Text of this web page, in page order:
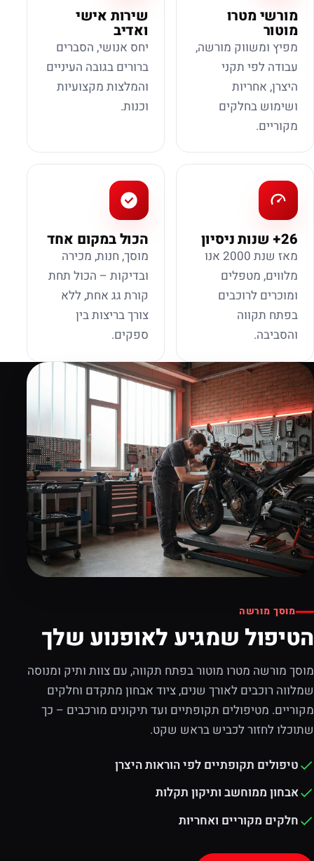
מורשי מטרו
מוטור
מפיץ ומשווק מורשה,
עבודה לפי תקני
היצרן, אחריות
ושימוש בחלקים
מקוריים.
שירות אישי
ואדיב
יחס אנושי, הסברים
ברורים בגובה העיניים
והמלצות מקצועיות
וכנות.
26+ שנות ניסיון
מאז שנת 2000 אנו
מלווים, מטפלים
ומוכרים לרוכבים
בפתח תקווה
והסביבה.
הכול במקום אחד
מוסך, חנות, מכירה
ובדיקות – הכול תחת
קורת גג אחת, ללא
צורך בריצות בין
ספקים.
מוסך מורשה
הטיפול שמגיע לאופנוע שלך
מוסך מורשה מטרו מוטור בפתח תקווה, עם צוות ותיק ומנוסה
שמלווה רוכבים לאורך שנים, ציוד אבחון מתקדם וחלקים
מקוריים. מטיפולים תקופתיים ועד תיקונים מורכבים – כך
שתוכלו לחזור לכביש בראש שקט.
טיפולים תקופתיים לפי הוראות היצרן
אבחון ממוחשב ותיקון תקלות
חלקים מקוריים ואחריות